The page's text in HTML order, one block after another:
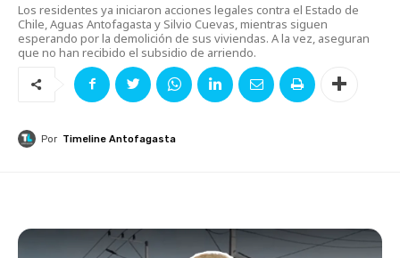
Los residentes ya iniciaron acciones legales contra el Estado de
Chile, Aguas Antofagasta y Silvio Cuevas, mientras siguen
esperando por la demolición de sus viviendas. A la vez, aseguran
que no han recibido el subsidio de arriendo.
Por Timeline Antofagasta